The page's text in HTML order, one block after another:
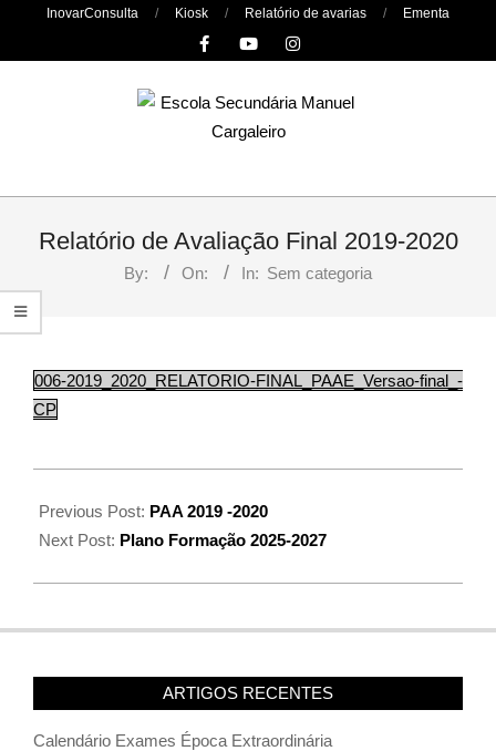
InovarConsulta Kiosk Relatório de avarias Ementa
Primary
Relatório de Avaliação Final 2019-2020
By: On: In: Sem categoria
006-2019_2020_RELATORIO-FINAL_PAAE_Versao-final_-
CP
Previous Post: PAA 2019 -2020
Next Post: Plano Formação 2025-2027
ARTIGOS RECENTES
Calendário Exames Época Extraordinária